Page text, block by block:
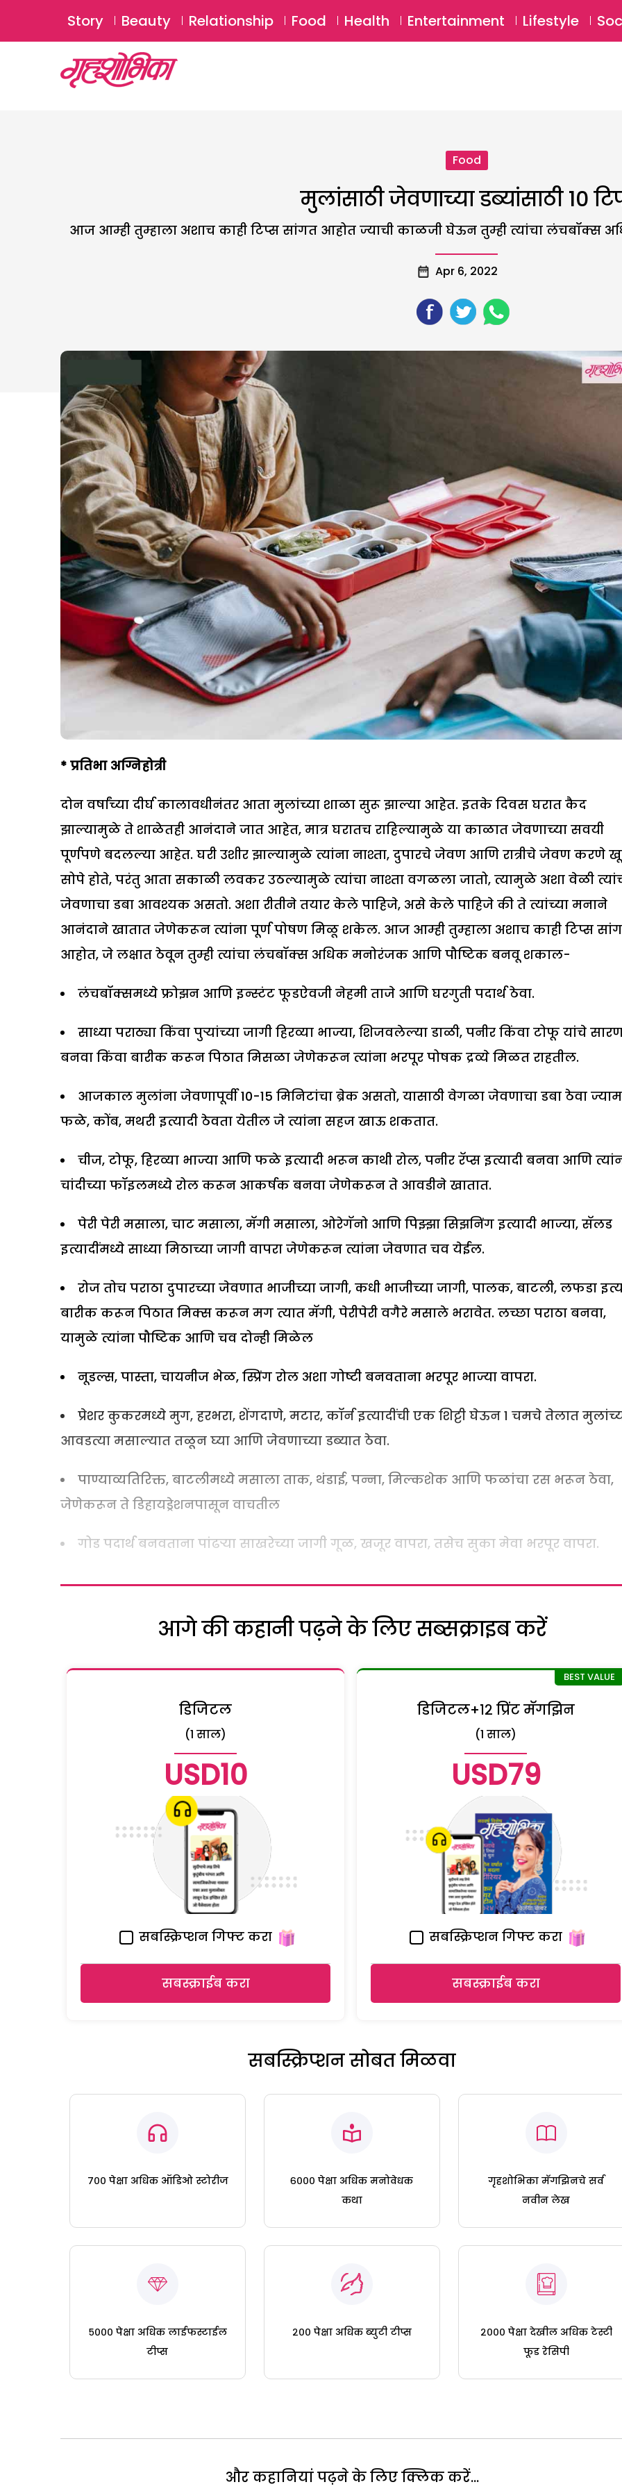
Story Beauty Relationship Food Health Entertainment Lifestyle
Food
मुलांसाठी जेवणाच्या डब्यांसाठी 10
आज आम्ही तुम्हाला अशाच काही टिप्स सांगत आहोत ज्याची काळजी घेऊन तुम्ही त्यांचा
Apr 6, 2022
* प्रतिभा अग्निहोत्री
दोन वर्षांच्या दीर्घ कालावधीनंतर आता मुलांच्या शाळा सुरू झाल्या आहेत. इतके दिवस घरात कैद
झाल्यामुळे ते शाळेतही आनंदाने जात आहेत, मात्र घरातच राहिल्यामुळे या काळात जेवणाच्या सवयी
पूर्णपणे बदलल्या आहेत. घरी उशीर झाल्यामुळे त्यांना नाश्ता, दुपारचे जेवण आणि रात्रीचे जेवण करणे
सोपे होते, परंतु आता सकाळी लवकर उठल्यामुळे त्यांचा नाश्ता वगळला जातो, त्यामुळे अशा वेळी
जेवणाचा डबा आवश्यक असतो. अशा रीतीने तयार केले पाहिजे, असे केले पाहिजे की ते त्यांच्या मनाने
आनंदाने खातात जेणेकरून त्यांना पूर्ण पोषण मिळू शकेल. आज आम्ही तुम्हाला अशाच काही टिप्स
आहोत, जे लक्षात ठेवून तुम्ही त्यांचा लंचबॉक्स अधिक मनोरंजक आणि पौष्टिक बनवू शकाल-
लंचबॉक्समध्ये फ्रोझन आणि इन्स्टंट फूडऐवजी नेहमी ताजे आणि घरगुती पदार्थ ठेवा.
साध्या पराठ्या किंवा पुर्‍यांच्या जागी हिरव्या भाज्या, शिजवलेल्या डाळी, पनीर किंवा टोफू यांचे
बनवा किंवा बारीक करून पिठात मिसळा जेणेकरून त्यांना भरपूर पोषक द्रव्ये मिळत राहतील.
आजकाल मुलांना जेवणापूर्वी 10-15 मिनिटांचा ब्रेक असतो, यासाठी वेगळा जेवणाचा डबा ठेवा
फळे, कोंब, मथरी इत्यादी ठेवता येतील जे त्यांना सहज खाऊ शकतात.
चीज, टोफू, हिरव्या भाज्या आणि फळे इत्यादी भरून काथी रोल, पनीर रॅप्स इत्यादी बनवा आणि
चांदीच्या फॉइलमध्ये रोल करून आकर्षक बनवा जेणेकरून ते आवडीने खातात.
पेरी पेरी मसाला, चाट मसाला, मॅगी मसाला, ओरेगॅनो आणि पिझ्झा सिझनिंग इत्यादी भाज्या, सॅलड
इत्यादींमध्ये साध्या मिठाच्या जागी वापरा जेणेकरून त्यांना जेवणात चव येईल.
रोज तोच पराठा दुपारच्या जेवणात भाजीच्या जागी, कधी भाजीच्या जागी, पालक, बाटली, लफडा
बारीक करून पिठात मिक्स करून मग त्यात मॅगी, पेरीपेरी वगैरे मसाले भरावेत. लच्छा पराठा बनवा,
यामुळे त्यांना पौष्टिक आणि चव दोन्ही मिळेल
नूडल्स, पास्ता, चायनीज भेळ, स्प्रिंग रोल अशा गोष्टी बनवताना भरपूर भाज्या वापरा.
प्रेशर कुकरमध्ये मुग, हरभरा, शेंगदाणे, मटार, कॉर्न इत्यादींची एक शिट्टी घेऊन 1 चमचे तेलात
आवडत्या मसाल्यात तळून घ्या आणि जेवणाच्या डब्यात ठेवा.
पाण्याव्यतिरिक्त, बाटलीमध्ये मसाला ताक, थंडाई, पन्ना, मिल्कशेक आणि फळांचा रस भरून ठेवा,
जेणेकरून ते डिहायड्रेशनपासून वाचतील
गोड पदार्थ बनवताना पांढऱ्या साखरेच्या जागी गूळ, खजूर वापरा, तसेच सुका मेवा भरपूर वापरा.
आगे की कहानी पढ़ने के लिए सब्सक्राइब करें
डिजिटल
(1 साल)
USD10
सबस्क्रिप्शन गिफ्ट करा
सबस्क्राईब करा
डिजिटल+१२ प्रिंट मॅगझिन
(1 साल)
USD79
सबस्क्रिप्शन गिफ्ट करा
सबस्क्राईब करा
सबस्क्रिप्शन सोबत मिळवा
७०० पेक्षा अधिक ऑडिओ स्टोरीज
६००० पेक्षा अधिक मनोवेधक
कथा
गृहशोभिका मॅगझिनचे सर्व
नवीन लेख
५००० पेक्षा अधिक लाईफस्टाईल
टीप्स
२०० पेक्षा अधिक ब्युटी टीप्स
२००० पेक्षा देखील अधिक टेस्टी
फूड रेसिपी
और कहानियां पढ़ने के लिए क्लिक करें...